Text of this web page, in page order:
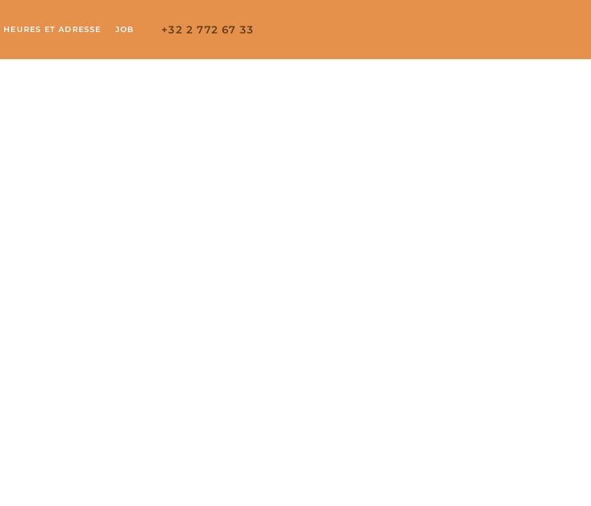
HEURES ET ADRESSE JOB +32 2 772 67 33